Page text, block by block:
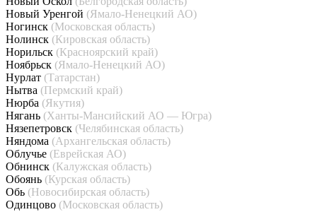
Новый Уренгой (Ямало-Ненецкий АО)
Ногинск (Московская область)
Нолинск (Кировская область)
Норильск (Красноярский край)
Ноябрьск (Ямало-Ненецкий АО)
Нурлат (Татарстан)
Нытва (Пермский край)
Нюрба (Якутия)
Нягань (Ханты-Мансийский АО — Югра)
Нязепетровск (Челябинская область)
Няндома (Архангельская область)
Облучье (Еврейская АО)
Обнинск (Калужская область)
Обоянь (Курская область)
Обь (Новосибирская область)
Одинцово (Московская область)